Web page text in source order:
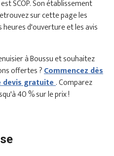
SCOP. Son établissement
sur cette page les
d'ouverture et les avis
à Boussu et souhaitez
offertes ?Commencez dès
devis gratuite. Comparez
40 % sur le prix !